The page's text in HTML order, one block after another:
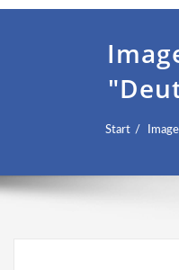
Start